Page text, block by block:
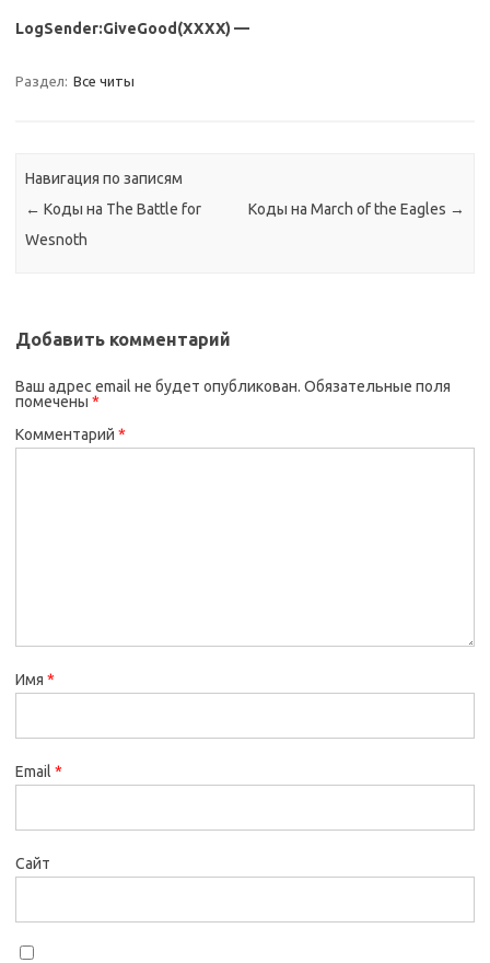
LogSender:GiveGood(ХХХХ) —
Раздел: Все читы
Навигация по записям
← Коды на The Battle for
Wesnoth
Коды на March of the Eagles →
Добавить комментарий
Ваш адрес email не будет опубликован. Обязательные поля
помечены *
Комментарий *
Имя *
Email *
Сайт